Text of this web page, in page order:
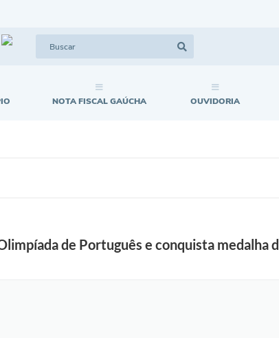
NOTA FISCAL GAÚCHA OUVIDORIA
de Português e conquista medalha